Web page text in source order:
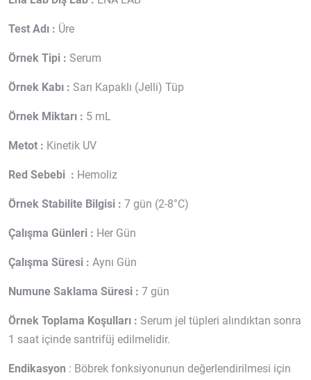
Test Adı : Üre
Örnek Tipi : Serum
Örnek Kabı : Sarı Kapaklı (Jelli) Tüp
Örnek Miktarı : 5 mL
Metot : Kinetik UV
Red Sebebi : Hemoliz
Örnek Stabilite Bilgisi : 7 gün (2-8°C)
Çalışma Günleri : Her Gün
Çalışma Süresi : Aynı Gün
Numune Saklama Süresi : 7 gün
Örnek Toplama Koşulları : Serum jel tüpleri alındıktan sonra
1 saat içinde santrifüj edilmelidir.
Endikasyon : Böbrek fonksiyonunun değerlendirilmesi için